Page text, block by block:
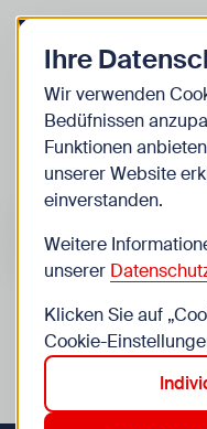
Zurück zur Startseite
Kinder
Suche im Bereich
Suchen
Veranstaltungen in
Aktive Filter: 16.
Zurücksetzen
Ihre
Wir verwenden
Bedüfnissen
Funktionen
unserer Website
einverstanden.
Weitere
unserer
Klicken Sie auf
Cookie-